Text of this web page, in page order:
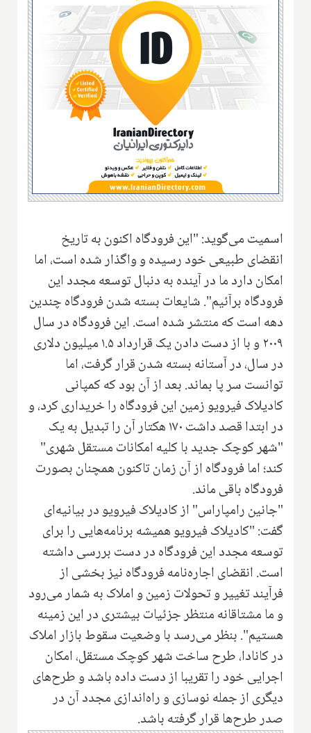
اسمیت می‌گوید: "این فرودگاه اکنون به تاریخ
انقضای طبیعی خود رسیده و واگذار شده است، اما
امکان دارد ما در آینده به دنبال توسعه مجدد این
فرودگاه برآئیم". شایعات بسته شدن فرودگاه چندین
دهه است که منتشر شده است. این فرودگاه در سال
۲۰۰۹ و با از دست دادن یک قرارداد ۱.۵ میلیون دلاری
در سال، در آستانه بسته شدن قرار گرفت، اما
توانست سر پا بماند. بعد از آن بود که کمپانی
کادیلاک فیرویو زمین این فرودگاه را خریداری کرد، و
در ابتدا قصد داشت ۱۷۰ هکتار آن را تبدیل به یک
"شهر کوچک جدید با کلیه امکانات مستقل شهری"
کند؛ اما فرودگاه از آن زمان تاکنون همچنان بصورت
فرودگاه باقی ماند.
"جانین رامپاراس" از کادیلاک فیرویو در بیانیه‌ای
گفت: "کادیلاک فیرویو همیشه برنامه‌هایی را برای
توسعه مجدد این فرودگاه در دست بررسی داشته
است. انقضای اجاره‌نامه فرودگاه نیز بخشی از
فرآیند تغییر و تحولات زمین و املاک به شمار می‌رود
و ما مشتاقانه منتظر جزئیات بیشتری در این زمینه
هستیم". بنظر می‌رسد با وضعیت سقوط بازار املاک
در کانادا، طرح ساخت شهر کوچک مستقل، امکان
اجرایی خود را تقریبا از دست داده باشد و طرح‌های
دیگری از جمله نوسازی و راه‌اندازی مجدد آن در
صدر طرح‌ها قرار گرفته باشد.